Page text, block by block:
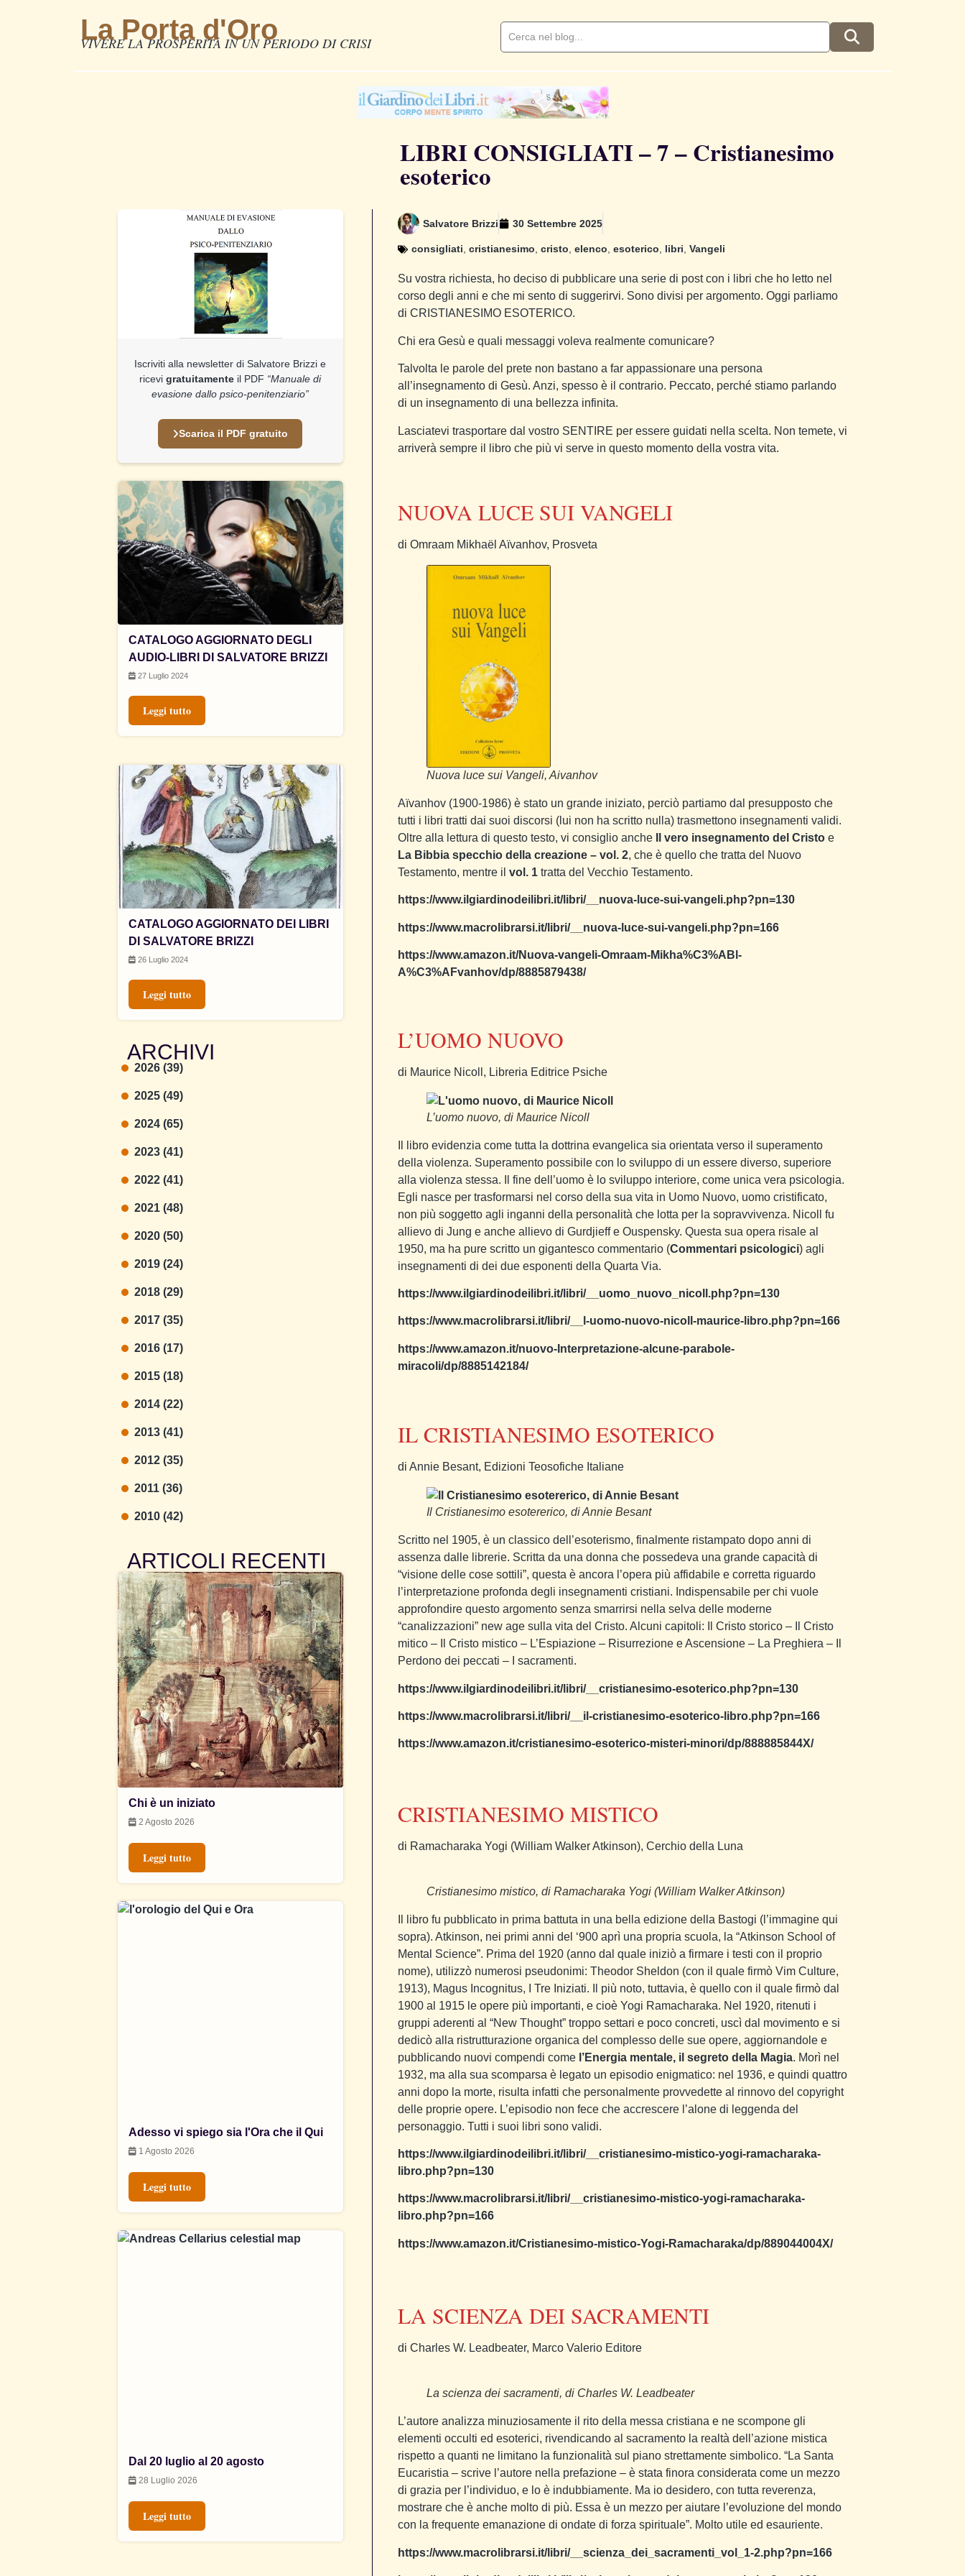
La Porta d'Oro
VIVERE LA PROSPERITÀ IN UN PERIODO DI CRISI
LIBRI CONSIGLIATI – 7 – Cristianesimo
esoterico
Iscriviti alla newsletter di Salvatore Brizzi e
ricevigratuitamente il PDF “Manuale di
evasione dallo psico-penitenziario”
Scarica il PDF gratuito
CATALOGO AGGIORNATO DEGLI
AUDIO-LIBRI DI SALVATORE BRIZZI
27 Luglio 2024
Leggi tutto
CATALOGO AGGIORNATO DEI LIBRI
DI SALVATORE BRIZZI
26 Luglio 2024
Leggi tutto
ARCHIVI
2026 (39)
2025 (49)
2024 (65)
2023 (41)
2022 (41)
2021 (48)
2020 (50)
2019 (24)
2018 (29)
2017 (35)
2016 (17)
2015 (18)
2014 (22)
2013 (41)
2012 (35)
2011 (36)
2010 (42)
ARTICOLI RECENTI
Chi è un iniziato
2 Agosto 2026
Leggi tutto
Adesso vi spiego sia l'Ora che il Qui
1 Agosto 2026
Leggi tutto
Dal 20 luglio al 20 agosto
28 Luglio 2026
Leggi tutto
Salvatore Brizzi 30 Settembre 2025
consigliati cristianesimo cristo elenco esoterico libri Vangeli
Su vostra richiesta, ho deciso di pubblicare una serie di post con i libri che ho letto nel
corso degli anni e che mi sento di suggerirvi. Sono divisi per argomento. Oggi parliamo
di CRISTIANESIMO ESOTERICO.
Chi era Gesù e quali messaggi voleva realmente comunicare?
Talvolta le parole del prete non bastano a far appassionare una persona
all’insegnamento di Gesù. Anzi, spesso è il contrario. Peccato, perché stiamo parlando
di un insegnamento di una bellezza infinita.
Lasciatevi trasportare dal vostro SENTIRE per essere guidati nella scelta. Non temete, vi
arriverà sempre il libro che più vi serve in questo momento della vostra vita.
NUOVA LUCE SUI VANGELI
di Omraam Mikhaël Aïvanhov, Prosveta
Nuova luce sui Vangeli, Aivanhov
Aïvanhov (1900-1986) è stato un grande iniziato, perciò partiamo dal presupposto che
tutti i libri tratti dai suoi discorsi (lui non ha scritto nulla) trasmettono insegnamenti validi.
Oltre alla lettura di questo testo, vi consiglio anche
Il vero insegnamento del Cristoe
La Bibbia specchio della creazione – vol. 2, che è quello che tratta del Nuovo
Testamento, mentre il vol. 1tratta del Vecchio Testamento.
https://www.ilgiardinodeilibri.it/libri/__nuova-luce-sui-vangeli.php?pn=130
https://www.macrolibrarsi.it/libri/__nuova-luce-sui-vangeli.php?pn=166
https://www.amazon.it/Nuova-vangeli-Omraam-Mikha%C3%ABl-
A%C3%AFvanhov/dp/8885879438/
L’UOMO NUOVO
di Maurice Nicoll, Libreria Editrice Psiche
L’uomo nuovo, di Maurice Nicoll
Il libro evidenzia come tutta la dottrina evangelica sia orientata verso il superamento
della violenza. Superamento possibile con lo sviluppo di un essere diverso, superiore
alla violenza stessa. Il fine dell’uomo è lo sviluppo interiore, come unica vera psicologia.
Egli nasce per trasformarsi nel corso della sua vita in Uomo Nuovo, uomo cristificato,
non più soggetto agli inganni della personalità che lotta per la sopravvivenza. Nicoll fu
allievo di Jung e anche allievo di Gurdjieff e Ouspensky. Questa sua opera risale al
1950, ma ha pure scritto un gigantesco commentario (Commentari psicologici) agli
insegnamenti di dei due esponenti della Quarta Via.
https://www.ilgiardinodeilibri.it/libri/__uomo_nuovo_nicoll.php?pn=130
https://www.macrolibrarsi.it/libri/__l-uomo-nuovo-nicoll-maurice-libro.php?pn=166
https://www.amazon.it/nuovo-Interpretazione-alcune-parabole-
miracoli/dp/8885142184/
IL CRISTIANESIMO ESOTERICO
di Annie Besant, Edizioni Teosofiche Italiane
Il Cristianesimo esotererico, di Annie Besant
Scritto nel 1905, è un classico dell’esoterismo, finalmente ristampato dopo anni di
assenza dalle librerie. Scritta da una donna che possedeva una grande capacità di
“visione delle cose sottili”, questa è ancora l’opera più affidabile e corretta riguardo
l’interpretazione profonda degli insegnamenti cristiani. Indispensabile per chi vuole
approfondire questo argomento senza smarrirsi nella selva delle moderne
“canalizzazioni” new age sulla vita del Cristo. Alcuni capitoli: Il Cristo storico – Il Cristo
mitico – Il Cristo mistico – L’Espiazione – Risurrezione e Ascensione – La Preghiera – Il
Perdono dei peccati – I sacramenti.
https://www.ilgiardinodeilibri.it/libri/__cristianesimo-esoterico.php?pn=130
https://www.macrolibrarsi.it/libri/__il-cristianesimo-esoterico-libro.php?pn=166
https://www.amazon.it/cristianesimo-esoterico-misteri-minori/dp/888885844X/
CRISTIANESIMO MISTICO
di Ramacharaka Yogi (William Walker Atkinson), Cerchio della Luna
Cristianesimo mistico, di Ramacharaka Yogi (William Walker Atkinson)
Il libro fu pubblicato in prima battuta in una bella edizione della Bastogi (l’immagine qui
sopra). Atkinson, nei primi anni del ‘900 aprì una propria scuola, la “Atkinson School of
Mental Science”. Prima del 1920 (anno dal quale iniziò a firmare i testi con il proprio
nome), utilizzò numerosi pseudonimi: Theodor Sheldon (con il quale firmò Vim Culture,
1913), Magus Incognitus, I Tre Iniziati. Il più noto, tuttavia, è quello con il quale firmò dal
1900 al 1915 le opere più importanti, e cioè Yogi Ramacharaka. Nel 1920, ritenuti i
gruppi aderenti al “New Thought” troppo settari e poco concreti, uscì dal movimento e si
dedicò alla ristrutturazione organica del complesso delle sue opere, aggiornandole e
pubblicando nuovi compendi come l’Energia mentale, il segreto della Magia. Morì nel
1932, ma alla sua scomparsa è legato un episodio enigmatico: nel 1936, e quindi quattro
anni dopo la morte, risulta infatti che personalmente provvedette al rinnovo del copyright
delle proprie opere. L’episodio non fece che accrescere l’alone di leggenda del
personaggio. Tutti i suoi libri sono validi.
https://www.ilgiardinodeilibri.it/libri/__cristianesimo-mistico-yogi-ramacharaka-
libro.php?pn=130
https://www.macrolibrarsi.it/libri/__cristianesimo-mistico-yogi-ramacharaka-
libro.php?pn=166
https://www.amazon.it/Cristianesimo-mistico-Yogi-Ramacharaka/dp/889044004X/
LA SCIENZA DEI SACRAMENTI
di Charles W. Leadbeater, Marco Valerio Editore
La scienza dei sacramenti, di Charles W. Leadbeater
L’autore analizza minuziosamente il rito della messa cristiana e ne scompone gli
elementi occulti ed esoterici, rivendicando al sacramento la realtà dell’azione mistica
rispetto a quanti ne limitano la funzionalità sul piano strettamente simbolico. “La Santa
Eucaristia – scrive l’autore nella prefazione – è stata finora considerata come un mezzo
di grazia per l’individuo, e lo è indubbiamente. Ma io desidero, con tutta reverenza,
mostrare che è anche molto di più. Essa è un mezzo per aiutare l’evoluzione del mondo
con la frequente emanazione di ondate di forza spirituale”. Molto utile ed esauriente.
https://www.macrolibrarsi.it/libri/__scienza_dei_sacramenti_vol_1-2.php?pn=166